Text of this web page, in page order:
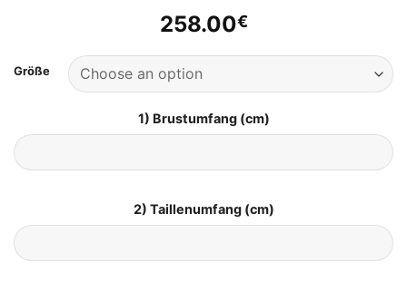
258.00€
Größe
1) Brustumfang (cm)
2) Taillenumfang (cm)